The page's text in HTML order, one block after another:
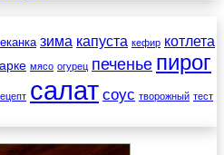
зима капуста кефир котлета
мясо огурец печенье пирог
салат соус творожный тест